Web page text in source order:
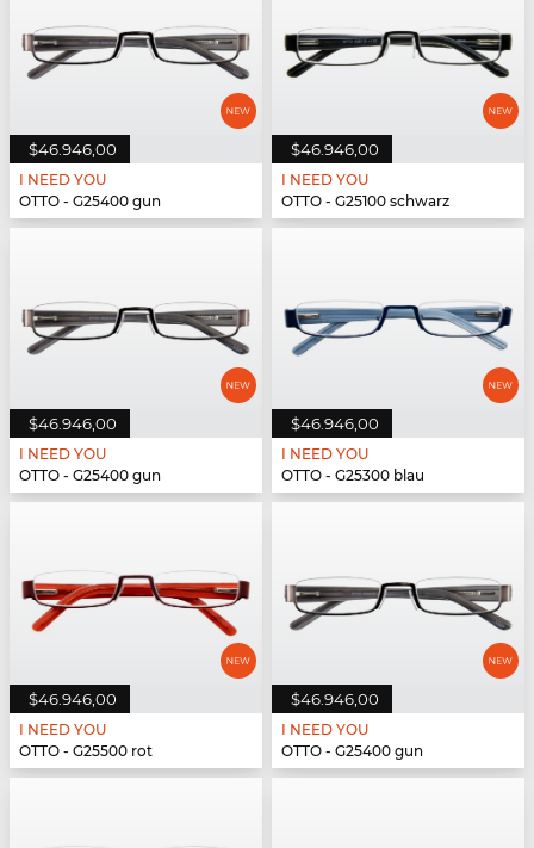
$46.946,00
I NEED YOU
OTTO - G25400 gun
$46.946,00
I NEED YOU
OTTO - G25100 schwarz
$46.946,00
I NEED YOU
OTTO - G25400 gun
$46.946,00
I NEED YOU
OTTO - G25300 blau
$46.946,00
I NEED YOU
OTTO - G25500 rot
$46.946,00
I NEED YOU
OTTO - G25400 gun